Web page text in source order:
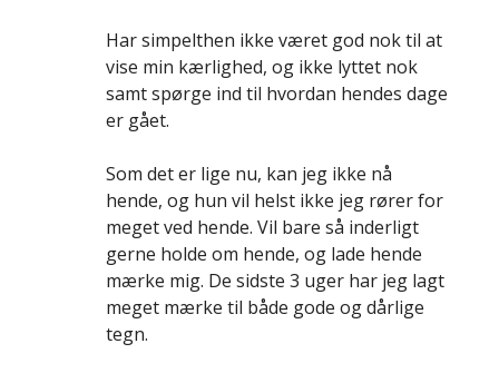
Har simpelthen ikke været god nok til at
vise min kærlighed, og ikke lyttet nok
samt spørge ind til hvordan hendes dage
er gået.
Som det er lige nu, kan jeg ikke nå
hende, og hun vil helst ikke jeg rører for
meget ved hende. Vil bare så inderligt
gerne holde om hende, og lade hende
mærke mig. De sidste 3 uger har jeg lagt
meget mærke til både gode og dårlige
tegn.